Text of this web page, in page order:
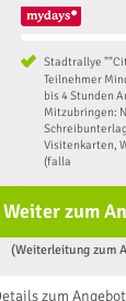
Stadtrallye
Teilnehmer
bis 4 Stunden
Mitzubringen:
Visitenkarten,
(falla
Weiter zum
(Weiterleitung zum
zum Angebot